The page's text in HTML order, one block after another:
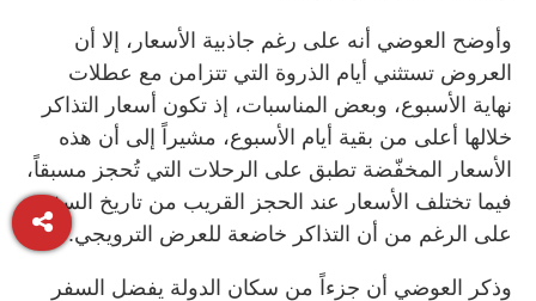
وأوضح العوضي أنه على رغم جاذبية الأسعار، إلا أن
العروض تستثني أيام الذروة التي تتزامن مع عطلات
نهاية الأسبوع، وبعض المناسبات، إذ تكون أسعار التذاكر
خلالها أعلى من بقية أيام الأسبوع، مشيراً إلى أن هذه
الأسعار المخفّضة تطبق على الرحلات التي تُحجز مسبقاً،
فيما تختلف الأسعار عند الحجز القريب من تاريخ السفر،
على الرغم من أن التذاكر خاضعة للعرض الترويجي.
وذكر العوضي أن جزءاً من سكان الدولة يفضل السفر